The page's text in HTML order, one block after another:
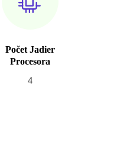
Počet Jadier
Procesora
4